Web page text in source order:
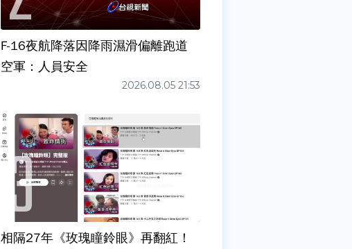
F-16夜航降落因降雨濕滑偏離跑道
空軍：人員安全
2026.08.05 21:53
相隔27年《玫瑰瞳鈴眼》再翻紅！